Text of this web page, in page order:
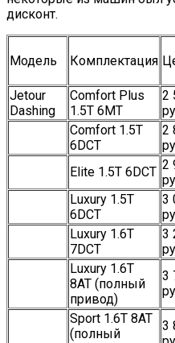
дисконт.
Модель Комплектация
Jetour
Dashing
Comfort Plus
1.5T 6MT
2
Comfort 1.5T
6DCT
2
Elite 1.5T 6DCT 2
Luxury 1.5T
6DCT
3
Luxury 1.6T
7DCT
3
Luxury 1.6T
8AT (полный
привод)
3
Sport 1.6T 8AT
(полный
3